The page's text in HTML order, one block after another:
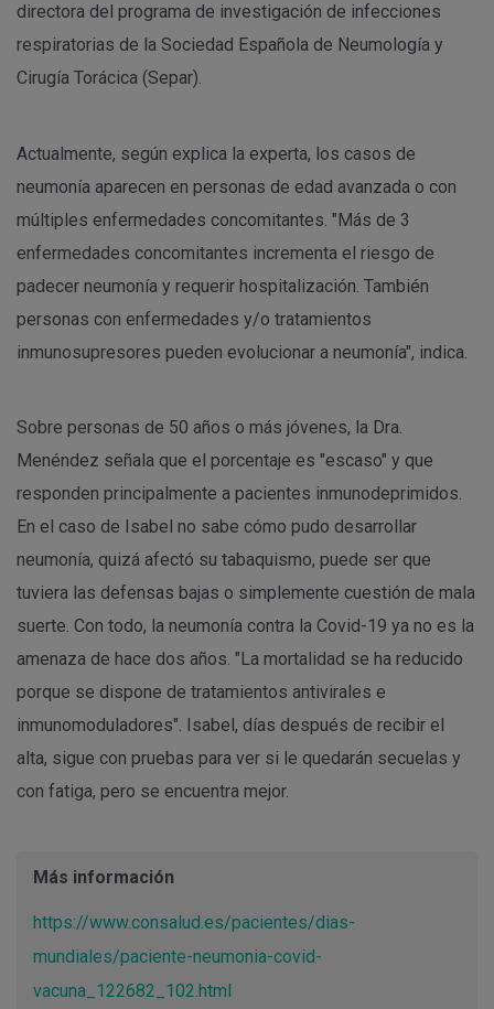
directora del programa de investigación de infecciones
respiratorias de la Sociedad Española de Neumología y
Cirugía Torácica (Separ).
Actualmente, según explica la experta, los casos de
neumonía aparecen en personas de edad avanzada o con
múltiples enfermedades concomitantes. "Más de 3
enfermedades concomitantes incrementa el riesgo de
padecer neumonía y requerir hospitalización. También
personas con enfermedades y/o tratamientos
inmunosupresores pueden evolucionar a neumonía", indica.
Sobre personas de 50 años o más jóvenes, la Dra.
Menéndez señala que el porcentaje es "escaso" y que
responden principalmente a pacientes inmunodeprimidos.
En el caso de Isabel no sabe cómo pudo desarrollar
neumonía, quizá afectó su tabaquismo, puede ser que
tuviera las defensas bajas o simplemente cuestión de mala
suerte. Con todo, la neumonía contra la Covid-19 ya no es la
amenaza de hace dos años. "La mortalidad se ha reducido
porque se dispone de tratamientos antivirales e
inmunomoduladores". Isabel, días después de recibir el
alta, sigue con pruebas para ver si le quedarán secuelas y
con fatiga, pero se encuentra mejor.
Más información
https://www.consalud.es/pacientes/dias-
mundiales/paciente-neumonia-covid-
vacuna_122682_102.html